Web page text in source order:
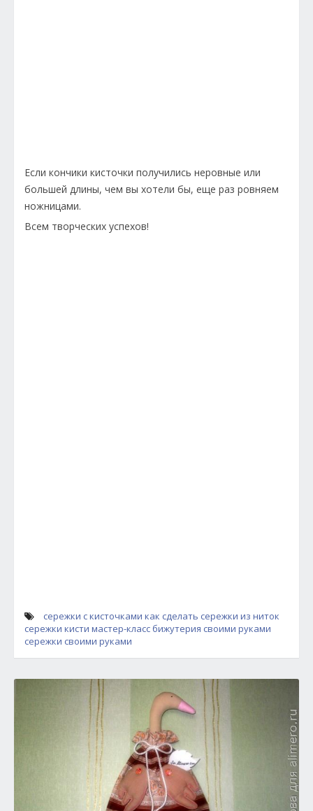
Если кончики кисточки получились неровные или
большей длины, чем вы хотели бы, еще раз ровняем
ножницами.
Всем творческих успехов!
сережки с кисточками как сделать сережки из ниток
сережки кисти мастер-класс бижутерия своими руками
сережки своими руками